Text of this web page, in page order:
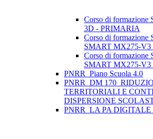
Corso di
3D - PRIMARIA
Corso di
SMART MX275-
Corso di
SMART MX275-
PNRR_Piano Scuola 4.0
PNRR_DM
TERRITORIALI E
DISPERSIONE
PNRR_LA PA DIGITALE